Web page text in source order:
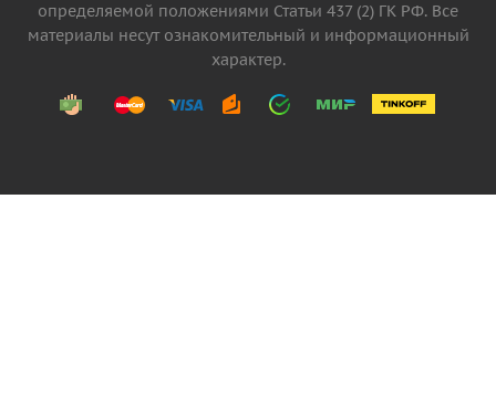
определяемой положениями Статьи 437 (2) ГК РФ. Все
материалы несут ознакомительный и информационный
характер.